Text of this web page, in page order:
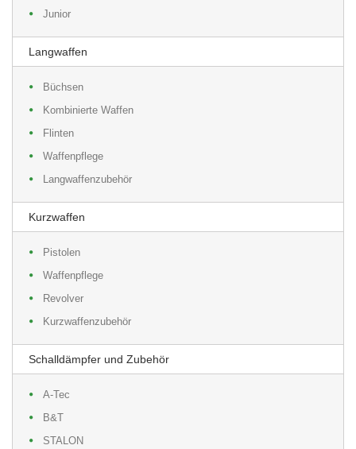
Junior
Langwaffen
Büchsen
Kombinierte Waffen
Flinten
Waffenpflege
Langwaffenzubehör
Kurzwaffen
Pistolen
Waffenpflege
Revolver
Kurzwaffenzubehör
Schalldämpfer und Zubehör
A-Tec
B&T
STALON